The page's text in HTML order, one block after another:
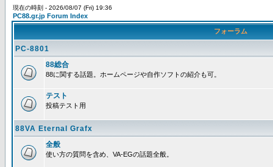
現在の時刻 - 2026/08/07 (Fri) 19:36
PC88.gr.jp Forum Index
フォーラム
PC-8801
88総合
88に関する話題。ホームページや自作ソフトの紹介も可。
テスト
投稿テスト用
88VA Eternal Grafx
全般
使い方の質問を含め、VA-EGの話題全般。